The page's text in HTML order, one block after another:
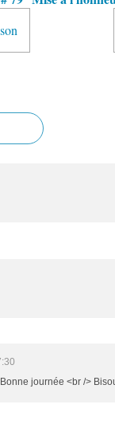
journée <br />